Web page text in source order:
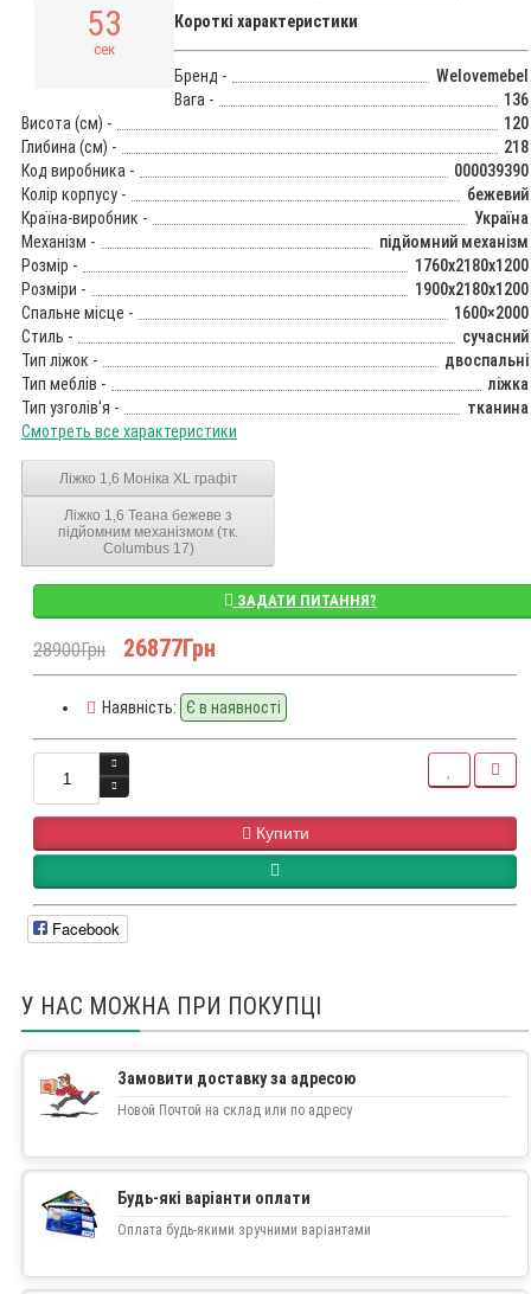
52
сек
Короткі характеристики
Бренд -
Welovemebel
Вага -
136
Висота (см) -
120
Глибина (см) -
218
Код виробника -
000039390
Колір корпусу -
бежевий
Країна-виробник -
Україна
Механізм -
підйомний механізм
Розмір -
1760x2180x1200
Розміри -
1900x2180x1200
Спальне місце -
1600×2000
Стиль -
сучасний
Тип ліжок -
двоспальні
Тип меблів -
ліжка
Тип узголів'я -
тканина
Смотреть все характеристики
Ліжко 1,6 Моніка XL графіт
Ліжко 1,6 Теана бежеве з
підйомним механізмом (тк.
Columbus 17)
ЗАДАТИ ПИТАННЯ?
28900Грн 26877Грн
Наявність: Є в наявності
Купити
Facebook
У НАС МОЖНА ПРИ ПОКУПЦІ
Замовити доставку за адресою
Новой Почтой на склад или по адресу
Будь-які варіанти оплати
Оплата будь-якими зручними варіантами